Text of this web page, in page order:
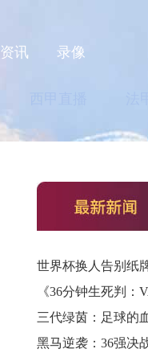
资讯 录像
《36分钟生死判：
三代绿茵：足球的
黑马逆袭：36强决